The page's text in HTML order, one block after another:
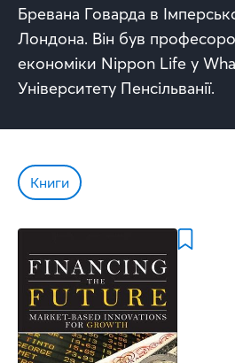
Бревана Говарда в
Лондона. Він був
економіки Nippon Life у
Університету Пенсільванії.
Книги